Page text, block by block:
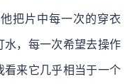
把片中每一次的穿衣
水，每一次希望去操作
看来它几乎相当于一个